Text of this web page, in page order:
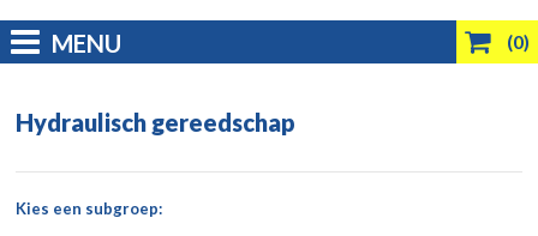
(0)
MENU
Hydraulisch gereedschap
Kies een subgroep: